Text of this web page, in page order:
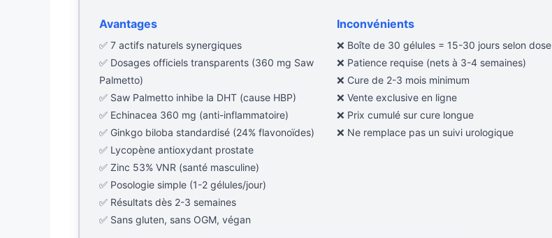
Avantages
✅ 7 actifs naturels synergiques
✅ Dosages officiels transparents (360 mg Saw
Palmetto)
✅ Saw Palmetto inhibe la DHT (cause HBP)
✅ Echinacea 360 mg (anti-inflammatoire)
✅ Ginkgo biloba standardisé (24% flavonoïdes)
✅ Lycopène antioxydant prostate
✅ Zinc 53% VNR (santé masculine)
✅ Posologie simple (1-2 gélules/jour)
✅ Résultats dès 2-3 semaines
✅ Sans gluten, sans OGM, végan
Inconvénients
❌ Boîte de 30 gélules = 15-30 jours selon dose
❌ Patience requise (nets à 3-4 semaines)
❌ Cure de 2-3 mois minimum
❌ Vente exclusive en ligne
❌ Prix cumulé sur cure longue
❌ Ne remplace pas un suivi urologique